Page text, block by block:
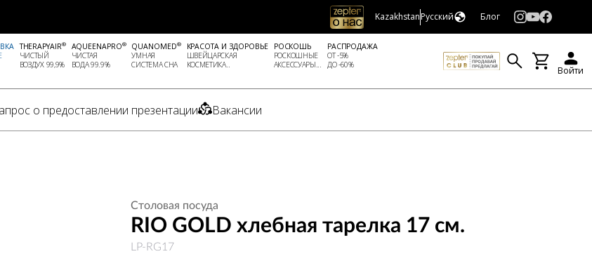
KazakhstanРусский Блог
THERAPYAIR®
ЧИСТЫЙ
ВОЗДУХ 99,9%
AQUEENAPRO®
ЧИСТАЯ
ВОДА 99.9%
QUANOMED®
УМНАЯ
СИСТЕМА СНА
КРАСОТА И ЗДОРОВЬЕ
ШВЕЙЦАРСКАЯ
КОСМЕТИКА..
РОСКОШЬ
РОСКОШНЫЕ
АКСЕССУАРЫ...
РАСПРОДАЖА
ОТ -5%
ДО -60%
Войти
о предоставлении презентации Вакансии
Столовая посуда
RIO GOLD хлебная тарелка 17 см.
LP-RG17